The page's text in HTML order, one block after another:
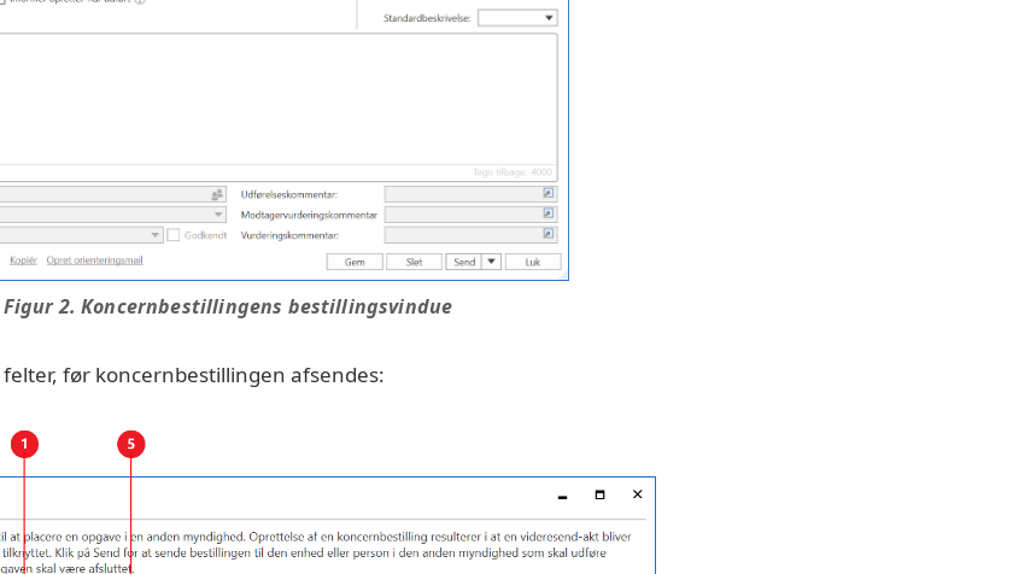
Figur 2. Koncernbestillingens bestillingsvindue
før koncernbestillingen afsendes: